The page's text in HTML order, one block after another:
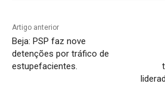
Artigo anterior
Beja: PSP faz nove
detenções por tráfico de
estupefacientes.